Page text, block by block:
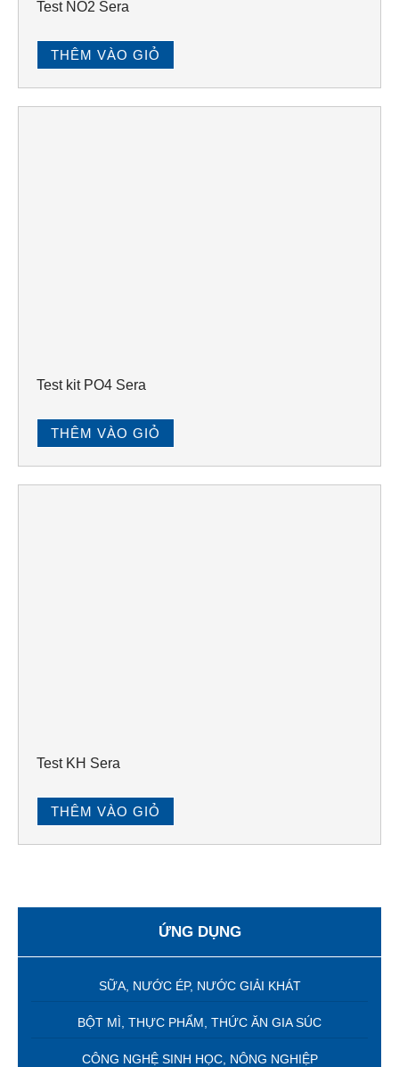
Test NO2 Sera
THÊM VÀO GIỎ
Test kit PO4 Sera
THÊM VÀO GIỎ
Test KH Sera
THÊM VÀO GIỎ
ỨNG DỤNG
SỮA, NƯỚC ÉP, NƯỚC GIẢI KHÁT
BỘT MÌ, THỰC PHẨM, THỨC ĂN GIA SÚC
CÔNG NGHỆ SINH HỌC, NÔNG NGHIỆP